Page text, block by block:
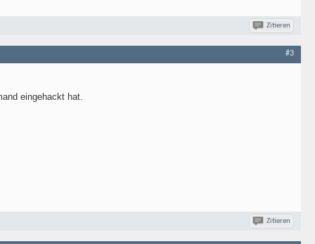
Zitieren
#3
eingehackt hat.
Zitieren